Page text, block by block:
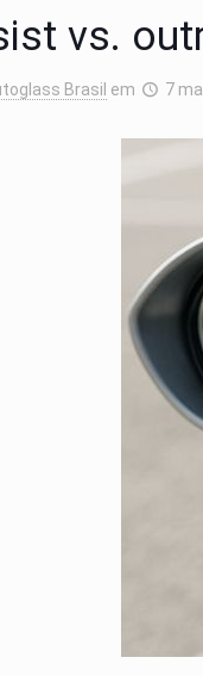
vs.
Brasil em 7